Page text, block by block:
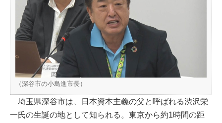
（深谷市の小島進市長）
埼玉県深谷市は、日本資本主義の父と呼ばれる渋沢栄
一氏の生誕の地として知られる。東京から約1時間の距